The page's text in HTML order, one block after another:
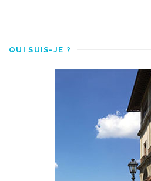
QUI SUIS-JE ?